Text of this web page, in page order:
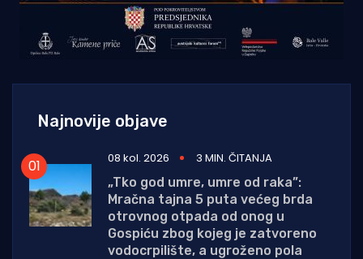
Najnovije objave
08 kol. 2026
3 MIN. ČITANJA
„Tko god umre, umre od raka”:
Mračna tajna 5 puta većeg brda
otrovnog otpada od onog u
Gospiću zbog kojeg je zatvoreno
vodocrpilište, a ugroženo pola